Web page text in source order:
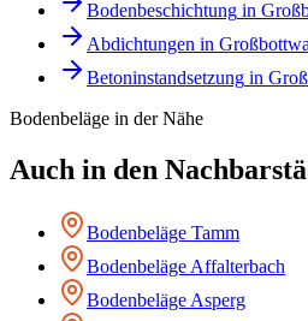
Bodenbeschichtung in
Abdichtungen in
Betoninstandsetzung in
Bodenbeläge in der Nähe
Auch in den
Bodenbeläge Tamm
Bodenbeläge Affalterbach
Bodenbeläge Asperg